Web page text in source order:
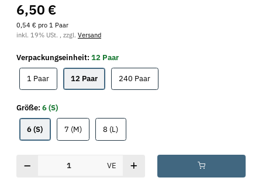
6,50 €
0,54 € pro 1 Paar
inkl. 19% USt. , zzgl. Versand
Verpackungseinheit: 12 Paar
1 Paar1 Paar12 Paar12 Paar240 Paar240 Paar
Größe: 6 (S)
6 (S)6 (S) 7 (M)7 (M) 8 (L)8 (L)
VE